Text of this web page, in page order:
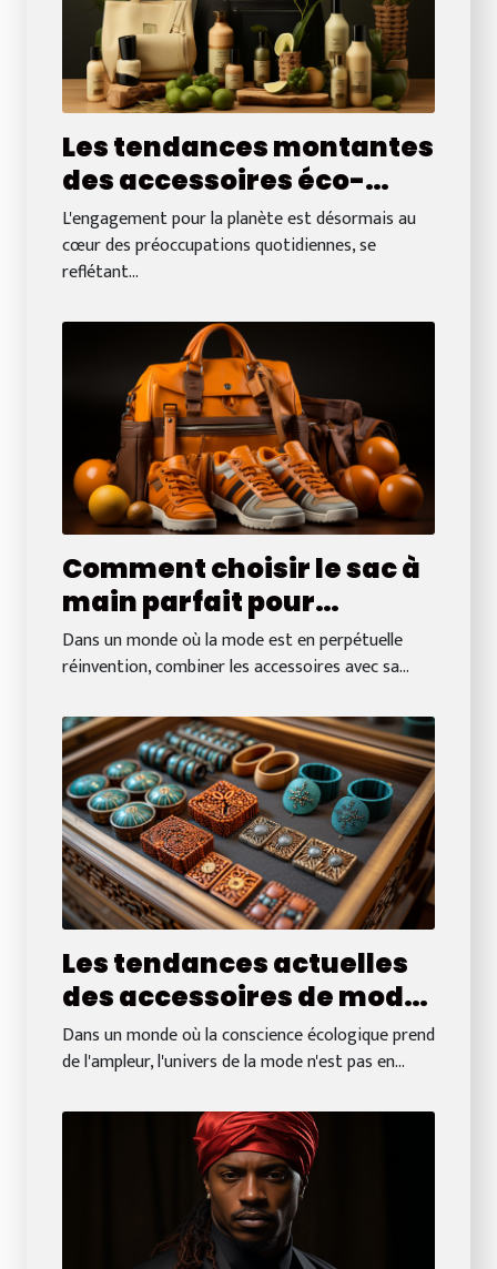
Les tendances montantes
des accessoires éco-
responsables en 2023
L'engagement pour la planète est désormais au
cœur des préoccupations quotidiennes, se
reflétant...
Comment choisir le sac à
main parfait pour
compléter votre
collection de sneakers
Dans un monde où la mode est en perpétuelle
réinvention, combiner les accessoires avec sa...
Les tendances actuelles
des accessoires de mode
éco-responsables sur les
boutiques en ligne
Dans un monde où la conscience écologique prend
de l'ampleur, l'univers de la mode n'est pas en...